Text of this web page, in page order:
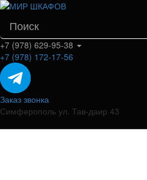
+7 (978) 629-95-38
+7 (978) 172-17-56
Заказ звонка
Симферополь ул. Тав-даир 43